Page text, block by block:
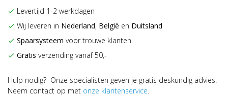
check Levertijd 1-2 werkdagen
check Wij leveren in Nederland, België en Duitsland
check Spaarsysteem voor trouwe klanten
check Gratis verzending vanaf 50,-
Hulp nodig? Onze specialisten geven je gratis deskundig advies.
Neem contact op met onze klantenservice.